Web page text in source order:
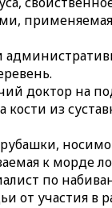
32.
33.
растение с
синими
35.Самое
36.До
промысел,
перевозке
доктор на
из
к морде
по
от участия в